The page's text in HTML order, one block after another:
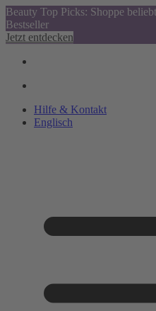
Beauty Top Picks: Shoppe
Bestseller
Jetzt entdecken
Hilfe & Kontakt
Englisch